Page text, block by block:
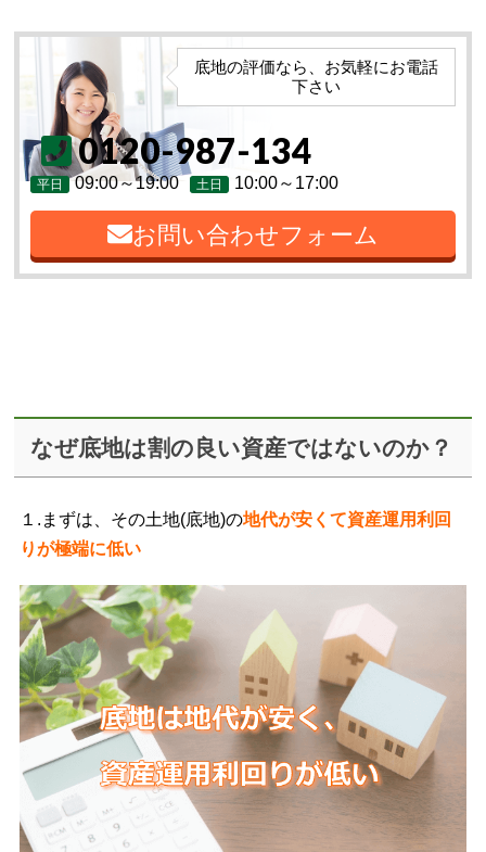
底地の評価なら、お気軽にお電話
下さい
0120-987-134
平日 09:00～19:00 土日 10:00～17:00
お問い合わせフォーム
なぜ底地は割の良い資産ではないのか？
１.まずは、その土地(底地)の地代が安くて資産運用利回
りが極端に低い